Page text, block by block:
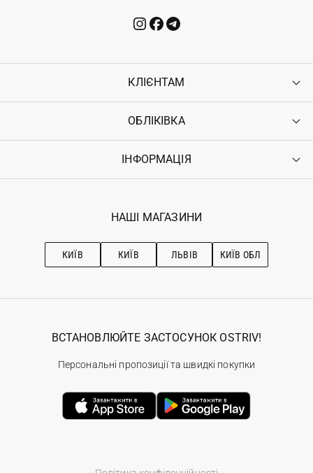
КЛІЄНТАМ
Контакти
Повернення
Гарантія
ОБЛІКІВКА
Увійти
Ostriv Club+
ІНФОРМАЦІЯ
Наші магазини
Рекомендації з догляду
НАШІ МАГАЗИНИ
КИЇВ КИЇВ ЛЬВІВ КИЇВ ОБЛ
ВСТАНОВЛЮЙТЕ ЗАСТОСУНОК OSTRIV!
Персональні пропозиції та швидкі покупки